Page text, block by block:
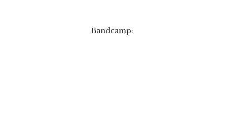
Bandcamp: